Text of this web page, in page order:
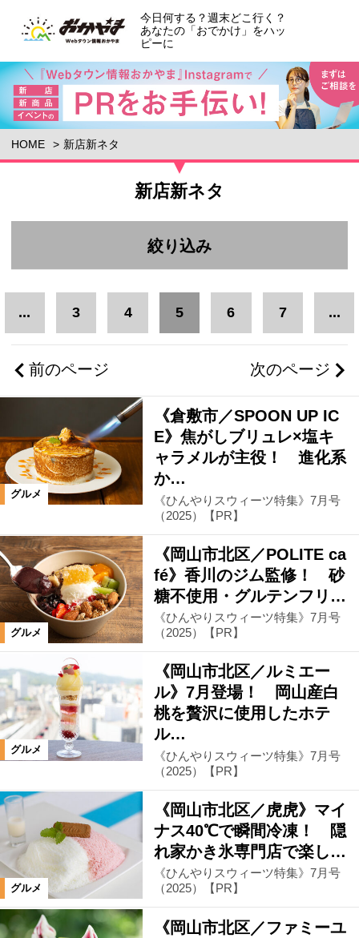
今日何する？週末どこ行く？
あなたの「おでかけ」をハッ
ピーに
HOME 新店新ネタ
新店新ネタ
絞り込み
エリア
岡山市郊外 岡山市中心部
倉敷市郊外・早島町 倉敷市中心部
東備エリア 玉野市エリア
井笠エリア 高梁・新見・真庭エリア
岡山県全域
カテゴリ
ライフ ショッピング グルメ
洋食 アジア 和食 肉料理
カフェ・スウィーツ
飲む スペシャル おでかけ
絞り込む
前のページ
... 3 4 5 6 7 ...
次のページ
グルメ
《倉敷市／SPOON UP IC
E》焦がしブリュレ×塩キ
ャラメルが主役！ 進化系
か…
《ひんやりスウィーツ特集》7月号
（2025）【PR】
グルメ
《岡山市北区／POLITE ca
fé》香川のジム監修！ 砂
糖不使用・グルテンフリ…
《ひんやりスウィーツ特集》7月号
（2025）【PR】
グルメ
《岡山市北区／ルミエー
ル》7月登場！ 岡山産白
桃を贅沢に使用したホテ
ル…
《ひんやりスウィーツ特集》7月号
（2025）【PR】
グルメ
《岡山市北区／虎虎》マイ
ナス40℃で瞬間冷凍！ 隠
れ家かき氷専門店で楽し…
《ひんやりスウィーツ特集》7月号
（2025）【PR】
《岡山市北区／ファミーユ